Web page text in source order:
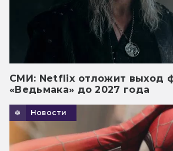
СМИ: Netflix отложит выход
«Ведьмака» до 2027 года
Новости